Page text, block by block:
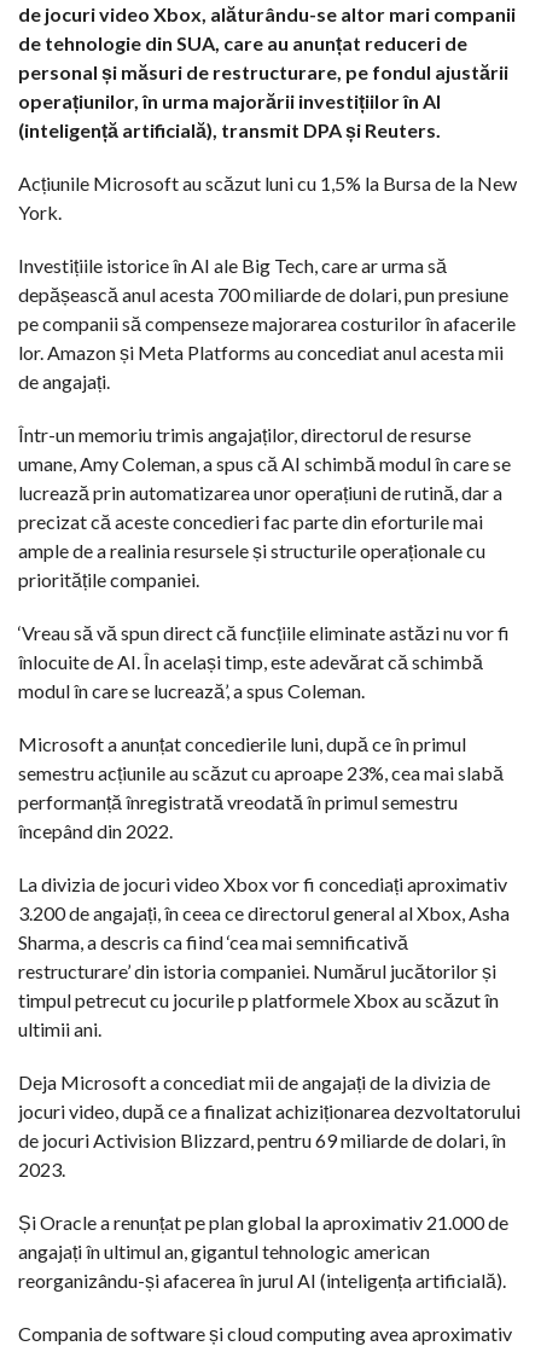
de jocuri video Xbox, alăturându-se altor mari companii
de tehnologie din SUA, care au anunțat reduceri de
personal și măsuri de restructurare, pe fondul ajustării
operațiunilor, în urma majorării investițiilor în AI
(inteligență artificială), transmit DPA și Reuters.
Acțiunile Microsoft au scăzut luni cu 1,5% la Bursa de la New
York.
Investițiile istorice în AI ale Big Tech, care ar urma să
depășească anul acesta 700 miliarde de dolari, pun presiune
pe companii să compenseze majorarea costurilor în afacerile
lor. Amazon și Meta Platforms au concediat anul acesta mii
de angajați.
Într-un memoriu trimis angajaților, directorul de resurse
umane, Amy Coleman, a spus că AI schimbă modul în care se
lucrează prin automatizarea unor operațiuni de rutină, dar a
precizat că aceste concedieri fac parte din eforturile mai
ample de a realinia resursele și structurile operaționale cu
prioritățile companiei.
‘Vreau să vă spun direct că funcțiile eliminate astăzi nu vor fi
înlocuite de AI. În același timp, este adevărat că schimbă
modul în care se lucrează’, a spus Coleman.
Microsoft a anunțat concedierile luni, după ce în primul
semestru acțiunile au scăzut cu aproape 23%, cea mai slabă
performanță înregistrată vreodată în primul semestru
începând din 2022.
La divizia de jocuri video Xbox vor fi concediați aproximativ
3.200 de angajați, în ceea ce directorul general al Xbox, Asha
Sharma, a descris ca fiind ‘cea mai semnificativă
restructurare’ din istoria companiei. Numărul jucătorilor și
timpul petrecut cu jocurile p platformele Xbox au scăzut în
ultimii ani.
Deja Microsoft a concediat mii de angajați de la divizia de
jocuri video, după ce a finalizat achiziționarea dezvoltatorului
de jocuri Activision Blizzard, pentru 69 miliarde de dolari, în
2023.
Și Oracle a renunțat pe plan global la aproximativ 21.000 de
angajați în ultimul an, gigantul tehnologic american
reorganizându-și afacerea în jurul AI (inteligența artificială).
Compania de software și cloud computing avea aproximativ